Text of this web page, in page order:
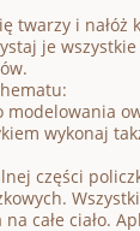
twarzy i nałóż
je
modelowania
wykonaj
części
całe ciało.